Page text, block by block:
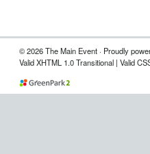
© 2026 The Main Event · Proudly
Valid XHTML 1.0 Transitional | Valid